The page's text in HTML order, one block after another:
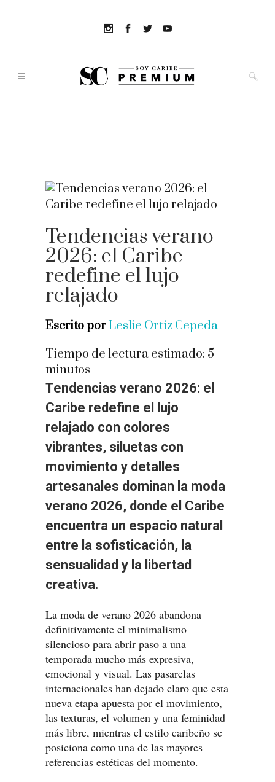
Tendencias verano
2026: el Caribe
redefine el lujo
relajado
Escrito porLeslie Ortíz Cepeda
Tiempo de lectura estimado: 5
minutos
Tendencias verano 2026: el
Caribe redefine el lujo
relajado con colores
vibrantes, siluetas con
movimiento y detalles
artesanales dominan la moda
verano 2026, donde el Caribe
encuentra un espacio natural
entre la sofisticación, la
sensualidad y la libertad
creativa.
La moda de verano 2026 abandona
definitivamente el minimalismo
silencioso para abrir paso a una
temporada mucho más expresiva,
emocional y visual. Las pasarelas
internacionales han dejado claro que esta
nueva etapa apuesta por el movimiento,
las texturas, el volumen y una feminidad
más libre, mientras el estilo caribeño se
posiciona como una de las mayores
referencias estéticas del momento.